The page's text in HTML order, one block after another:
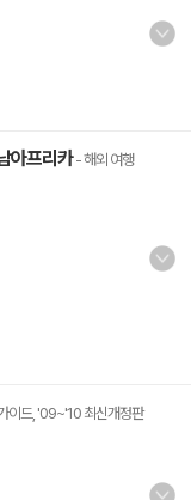
아프리카- 해외 여행
이드, '09~'10 최신개정판